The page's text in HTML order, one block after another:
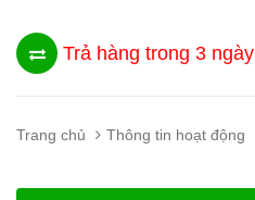
Trả hàng trong 3 ngày
Trang chủ Thông tin hoạt động